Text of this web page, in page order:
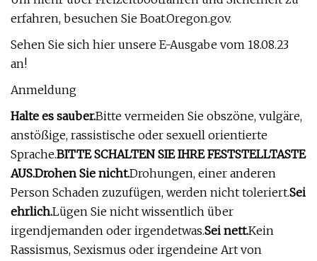
erfahren, besuchen Sie Boat.Oregon.gov.
Sehen Sie sich hier unsere E-Ausgabe vom 18.08.23
an!
Anmeldung
Halte es sauber.Bitte vermeiden Sie obszöne, vulgäre,
anstößige, rassistische oder sexuell orientierte
Sprache.BITTE SCHALTEN SIE IHRE FESTSTELLTASTE
AUS.Drohen Sie nicht.Drohungen, einer anderen
Person Schaden zuzufügen, werden nicht toleriert.Sei
ehrlich.Lügen Sie nicht wissentlich über
irgendjemanden oder irgendetwas.Sei nett.Kein
Rassismus, Sexismus oder irgendeine Art von